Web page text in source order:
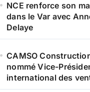
NCE renforce son
dans le Var avec
Delaye
CAMSO
nommé Vice-
international des